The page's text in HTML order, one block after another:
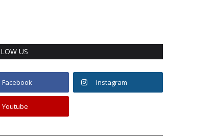
US
Facebook Instagram
Youtube